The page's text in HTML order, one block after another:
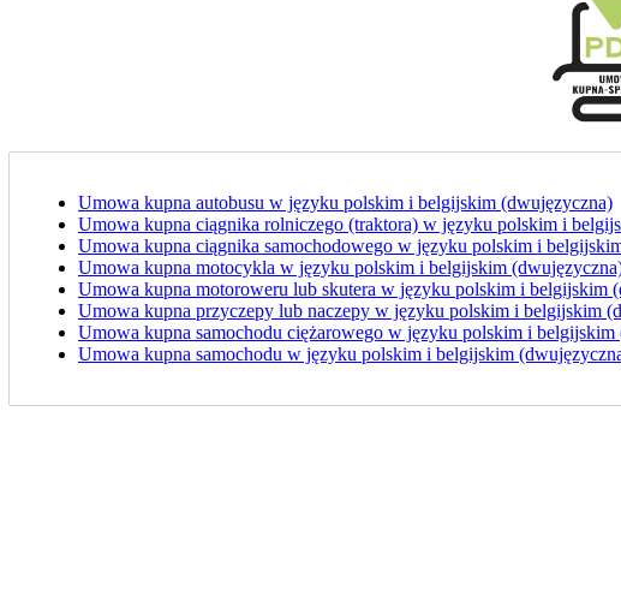
Umowa kupna autobusu w języku polskim i belgijskim (dwujęzyczna)
Umowa kupna ciągnika rolniczego (traktora) w języku polskim i
Umowa kupna ciągnika samochodowego w języku polskim i
Umowa kupna motocykla w języku polskim i belgijskim
Umowa kupna motoroweru lub skutera w języku polskim i belgijskim
Umowa kupna przyczepy lub naczepy w języku polskim i belgijskim
Umowa kupna samochodu ciężarowego w języku polskim i belgijskim
Umowa kupna samochodu w języku polskim i belgijskim